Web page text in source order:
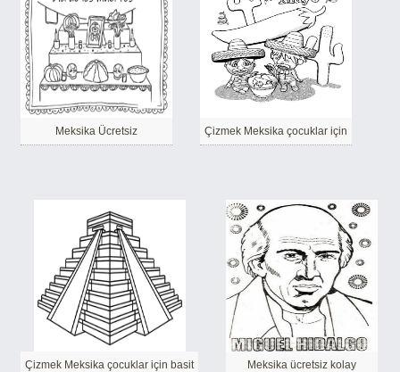
Meksika Ücretsiz Çizmek Meksika çocuklar için
Çizmek Meksika çocuklar için basit Meksika ücretsiz kolay